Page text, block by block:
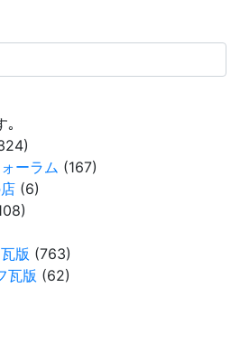
｡
ーラム (167)
(6)
版 (763)
瓦版 (62)